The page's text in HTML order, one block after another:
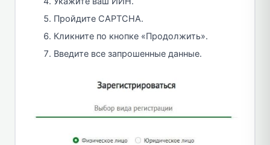
Пройдите CAPTCHA.
Кликните по кнопке «Продолжить».
Введите все запрошенные данные.